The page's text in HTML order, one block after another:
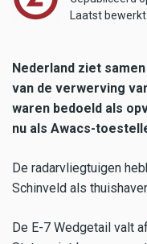
Laatst
Nederland ziet
van de verwerving
waren bedoeld als
nu als Awacs-
De radarvliegtuigen
Schinveld als
De E-7 Wedgetail valt